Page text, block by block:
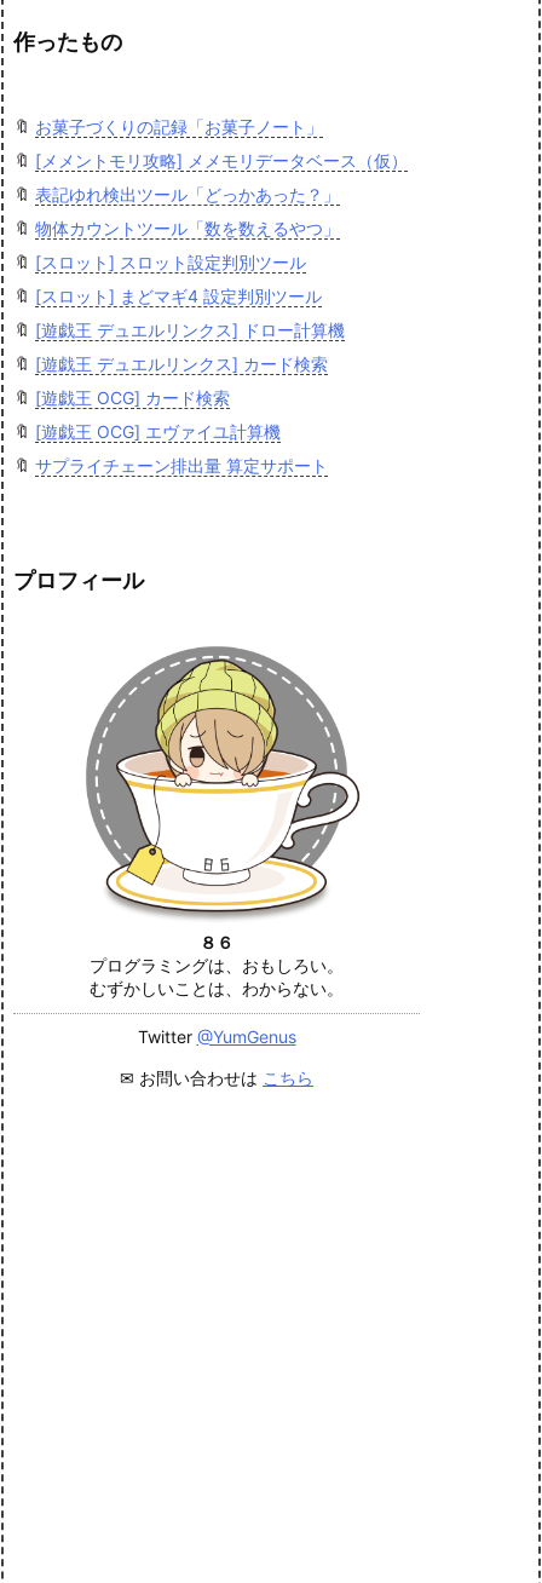
作ったもの
🔖 お菓子づくりの記録「お菓子ノート」
🔖 [メメントモリ攻略] メメモリデータベース（仮）
🔖 表記ゆれ検出ツール「どっかあった？」
🔖 物体カウントツール「数を数えるやつ」
🔖 [スロット] スロット設定判別ツール
🔖 [スロット] まどマギ4 設定判別ツール
🔖 [遊戯王 デュエルリンクス] ドロー計算機
🔖 [遊戯王 デュエルリンクス] カード検索
🔖 [遊戯王 OCG] カード検索
🔖 [遊戯王 OCG] エヴァイユ計算機
🔖 サプライチェーン排出量 算定サポート
プロフィール
８６
プログラミングは、おもしろい。
むずかしいことは、わからない。
Twitter @YumGenus
✉ お問い合わせは こちら